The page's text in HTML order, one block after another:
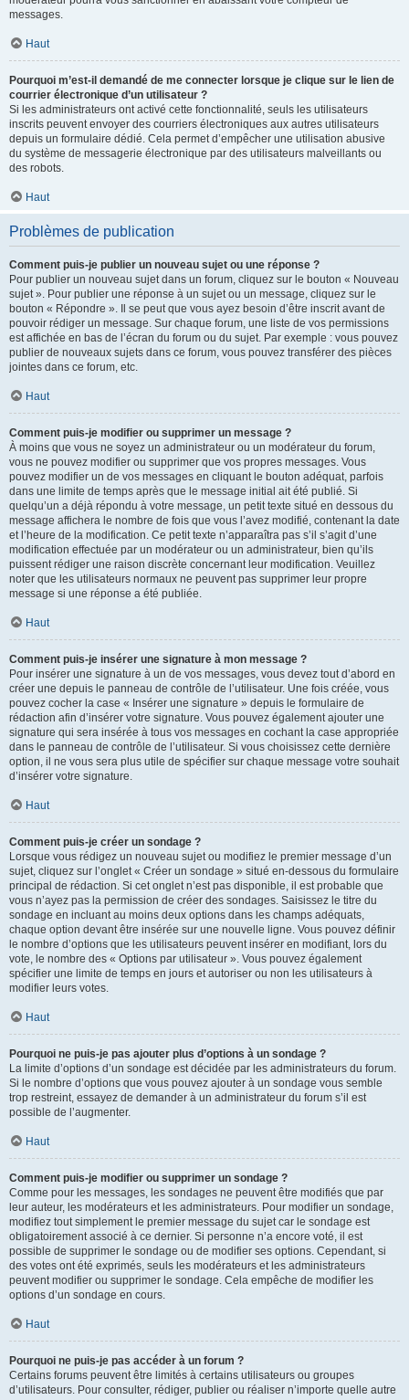
messages.
Haut
Pourquoi m’est-il demandé de me connecter lorsque je clique sur le lien de
courrier électronique d’un utilisateur ?
Si les administrateurs ont activé cette fonctionnalité, seuls les utilisateurs
inscrits peuvent envoyer des courriers électroniques aux autres utilisateurs
depuis un formulaire dédié. Cela permet d’empêcher une utilisation abusive
du système de messagerie électronique par des utilisateurs malveillants ou
des robots.
Haut
Problèmes de publication
Comment puis-je publier un nouveau sujet ou une réponse ?
Pour publier un nouveau sujet dans un forum, cliquez sur le bouton « Nouveau
sujet ». Pour publier une réponse à un sujet ou un message, cliquez sur le
bouton « Répondre ». Il se peut que vous ayez besoin d’être inscrit avant de
pouvoir rédiger un message. Sur chaque forum, une liste de vos permissions
est affichée en bas de l’écran du forum ou du sujet. Par exemple : vous pouvez
publier de nouveaux sujets dans ce forum, vous pouvez transférer des pièces
jointes dans ce forum, etc.
Haut
Comment puis-je modifier ou supprimer un message ?
À moins que vous ne soyez un administrateur ou un modérateur du forum,
vous ne pouvez modifier ou supprimer que vos propres messages. Vous
pouvez modifier un de vos messages en cliquant le bouton adéquat, parfois
dans une limite de temps après que le message initial ait été publié. Si
quelqu’un a déjà répondu à votre message, un petit texte situé en dessous du
message affichera le nombre de fois que vous l’avez modifié, contenant la date
et l’heure de la modification. Ce petit texte n’apparaîtra pas s’il s’agit d’une
modification effectuée par un modérateur ou un administrateur, bien qu’ils
puissent rédiger une raison discrète concernant leur modification. Veuillez
noter que les utilisateurs normaux ne peuvent pas supprimer leur propre
message si une réponse a été publiée.
Haut
Comment puis-je insérer une signature à mon message ?
Pour insérer une signature à un de vos messages, vous devez tout d’abord en
créer une depuis le panneau de contrôle de l’utilisateur. Une fois créée, vous
pouvez cocher la case « Insérer une signature » depuis le formulaire de
rédaction afin d’insérer votre signature. Vous pouvez également ajouter une
signature qui sera insérée à tous vos messages en cochant la case appropriée
dans le panneau de contrôle de l’utilisateur. Si vous choisissez cette dernière
option, il ne vous sera plus utile de spécifier sur chaque message votre souhait
d’insérer votre signature.
Haut
Comment puis-je créer un sondage ?
Lorsque vous rédigez un nouveau sujet ou modifiez le premier message d’un
sujet, cliquez sur l’onglet « Créer un sondage » situé en-dessous du formulaire
principal de rédaction. Si cet onglet n’est pas disponible, il est probable que
vous n’ayez pas la permission de créer des sondages. Saisissez le titre du
sondage en incluant au moins deux options dans les champs adéquats,
chaque option devant être insérée sur une nouvelle ligne. Vous pouvez définir
le nombre d’options que les utilisateurs peuvent insérer en modifiant, lors du
vote, le nombre des « Options par utilisateur ». Vous pouvez également
spécifier une limite de temps en jours et autoriser ou non les utilisateurs à
modifier leurs votes.
Haut
Pourquoi ne puis-je pas ajouter plus d’options à un sondage ?
La limite d’options d’un sondage est décidée par les administrateurs du forum.
Si le nombre d’options que vous pouvez ajouter à un sondage vous semble
trop restreint, essayez de demander à un administrateur du forum s’il est
possible de l’augmenter.
Haut
Comment puis-je modifier ou supprimer un sondage ?
Comme pour les messages, les sondages ne peuvent être modifiés que par
leur auteur, les modérateurs et les administrateurs. Pour modifier un sondage,
modifiez tout simplement le premier message du sujet car le sondage est
obligatoirement associé à ce dernier. Si personne n’a encore voté, il est
possible de supprimer le sondage ou de modifier ses options. Cependant, si
des votes ont été exprimés, seuls les modérateurs et les administrateurs
peuvent modifier ou supprimer le sondage. Cela empêche de modifier les
options d’un sondage en cours.
Haut
Pourquoi ne puis-je pas accéder à un forum ?
Certains forums peuvent être limités à certains utilisateurs ou groupes
d’utilisateurs. Pour consulter, rédiger, publier ou réaliser n’importe quelle autre